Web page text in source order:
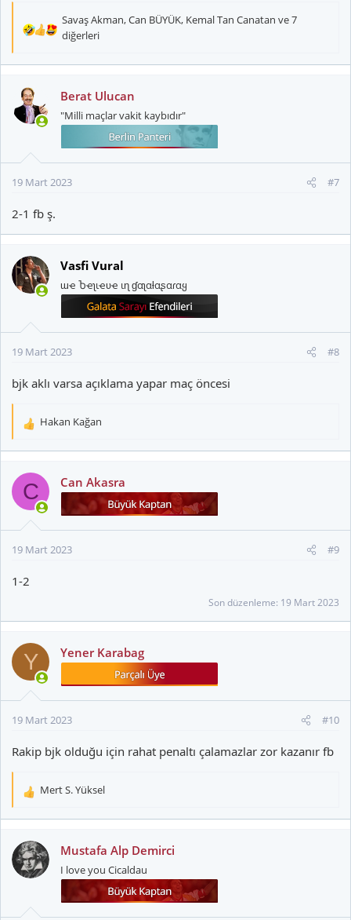
T
p
i
l
e
Savaş Akman,Can BÜYÜK, Kemal Tan Canatan ve 7
diğerleri
Berat Ulucan
"Milli maçlar vakit kaybıdır"
19 Mart 2023 #7
2-1 fb ş.
Vasfi Vural
ɯҽ Ⴆҽʅιҽʋҽ ιɳ ɠαʅαƚαʂαɾαყ
19 Mart 2023 #8
bjk aklı varsa açıklama yapar maç öncesi
T
k
i
l
:
Hakan Kağan
C Can Akasra
19 Mart 2023 #9
1-2
Son düzenleme: 19 Mart 2023
Y Yener Karabag
19 Mart 2023 #10
Rakip bjk olduğu için rahat penaltı çalamazlar zor kazanır fb
T
k
i
l
Mert S. Yüksel
Mustafa Alp Demirci
I love you Cicaldau